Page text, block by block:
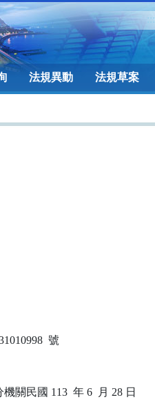
:::
法規異動 法規草案
號
關民國 113  年 6  月 28 日